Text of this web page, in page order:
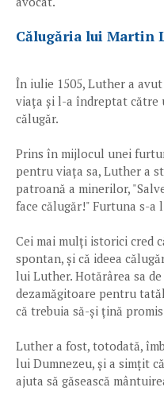
Călugăria lui Martin
În iulie 1505, Luther a
viața și l-a îndreptat către
călugăr.
Prins în mijlocul unei
pentru viața sa, Luther a
patroană a minerilor,
face călugăr!" Furtuna s-
Cei mai mulți istorici cred
spontan, și că ideea
lui Luther. Hotărârea sa
dezamăgitoare pentru
că trebuia să-și țină
Luther a fost, totodată,
lui Dumnezeu, și a simțit
ajuta să găsească